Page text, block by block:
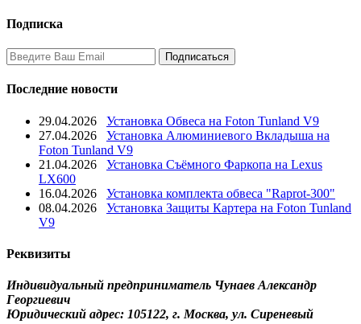
Подписка
Последние новости
29.04.2026
Установка Обвеса на Foton Tunland V9
27.04.2026
Установка Алюминиевого Вкладыша на
Foton Tunland V9
21.04.2026
Установка Съёмного Фаркопа на Lexus
LX600
16.04.2026
Установка комплекта обвеса "Raprot-300"
08.04.2026
Установка Защиты Картера на Foton Tunland
V9
Реквизиты
Индивидуальный предприниматель Чунаев Александр
Георгиевич
Юридический адрес: 105122, г. Москва, ул. Сиреневый